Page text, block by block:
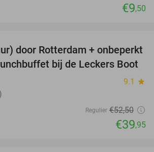
€9,50
24%
door Rotterdam + onbeperkt
bij de Leckers Boot
9.1 star
Regulier €52,50
€39,95